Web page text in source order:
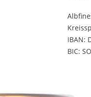
IBAN:
BIC: